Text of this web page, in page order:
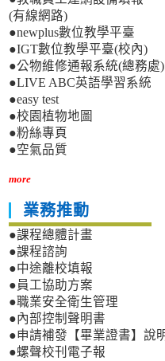
(有線網路)
●newplus數位教學平臺
●IGT數位教學平臺(校內)
●公物維修通報系統(總務處)
●LIVE ABC英語學習系統
●easy test
●校園植物地圖
●粉絲專頁
●空氣品質
more
業務推動
●課程總體計畫
●課程諮詢
●中途離校填報
●員工協助方案
●職業安全衛生管理
●內部控制聲明書
●申請補發【畢業證書】說
●螺聲校刊電子報